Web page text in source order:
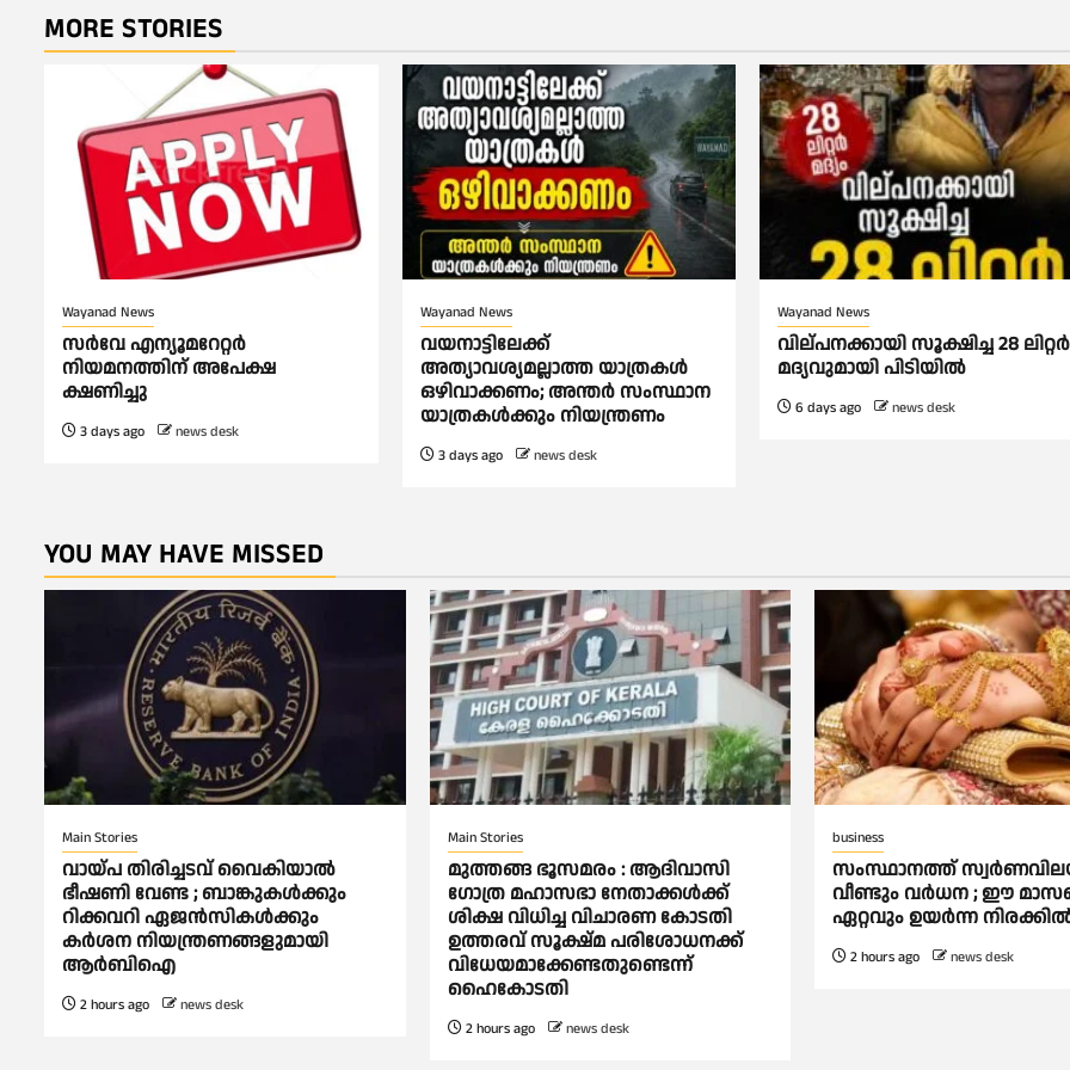
MORE STORIES
Wayanad News
സർവേ എന്യൂമറേറ്റർ
നിയമനത്തിന് അപേക്ഷ
ക്ഷണിച്ചു
3 days ago news desk
Wayanad News
വയനാട്ടിലേക്ക്
അത്യാവശ്യമല്ലാത്ത യാത്രകൾ
ഒഴിവാക്കണം; അന്ത‍ർ സംസ്ഥാന
യാത്രകൾക്കും നിയന്ത്രണം
3 days ago news desk
Wayanad News
വില്പനക്കായി സൂക്ഷിച്ച 28 ലിറ്റർ
മദ്യവുമായി പിടിയിൽ
6 days ago news desk
YOU MAY HAVE MISSED
Main Stories
വായ്പ തിരിച്ചടവ് വൈകിയാല്‍
ഭീഷണി വേണ്ട ; ബാങ്കുകള്‍ക്കും
റിക്കവറി ഏജൻസികള്‍ക്കും
കര്‍ശന നിയന്ത്രണങ്ങളുമായി
ആര്‍ബിഐ
2 hours ago news desk
Main Stories
മുത്തങ്ങ ഭൂസമരം : ആദിവാസി
ഗോത്ര മഹാസഭാ നേതാക്കള്‍ക്ക്
ശിക്ഷ വിധിച്ച വിചാരണ കോടതി
ഉത്തരവ് സൂക്ഷ്മ പരിശോധനക്ക്
വിധേയമാക്കേണ്ടതുണ്ടെന്ന്
ഹൈകോടതി
2 hours ago news desk
business
സംസ്ഥാനത്ത്
വീണ്ടും വര്‍ധന ; ഈ
ഏറ്റവും ഉയര്‍ന്ന
2 hours ago news desk